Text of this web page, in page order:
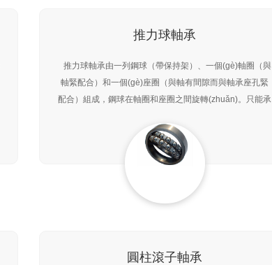
推力球軸承
推力球軸承由一列鋼球（帶保持架）、一個(gè)軸圈（與
軸緊配合）和一個(gè)座圈（與軸有間隙而與軸承座孔緊
配合）組成，鋼球在軸圈和座圈之間旋轉(zhuǎn)。只能承
向載荷是均勻地分布
圓柱滾子軸承